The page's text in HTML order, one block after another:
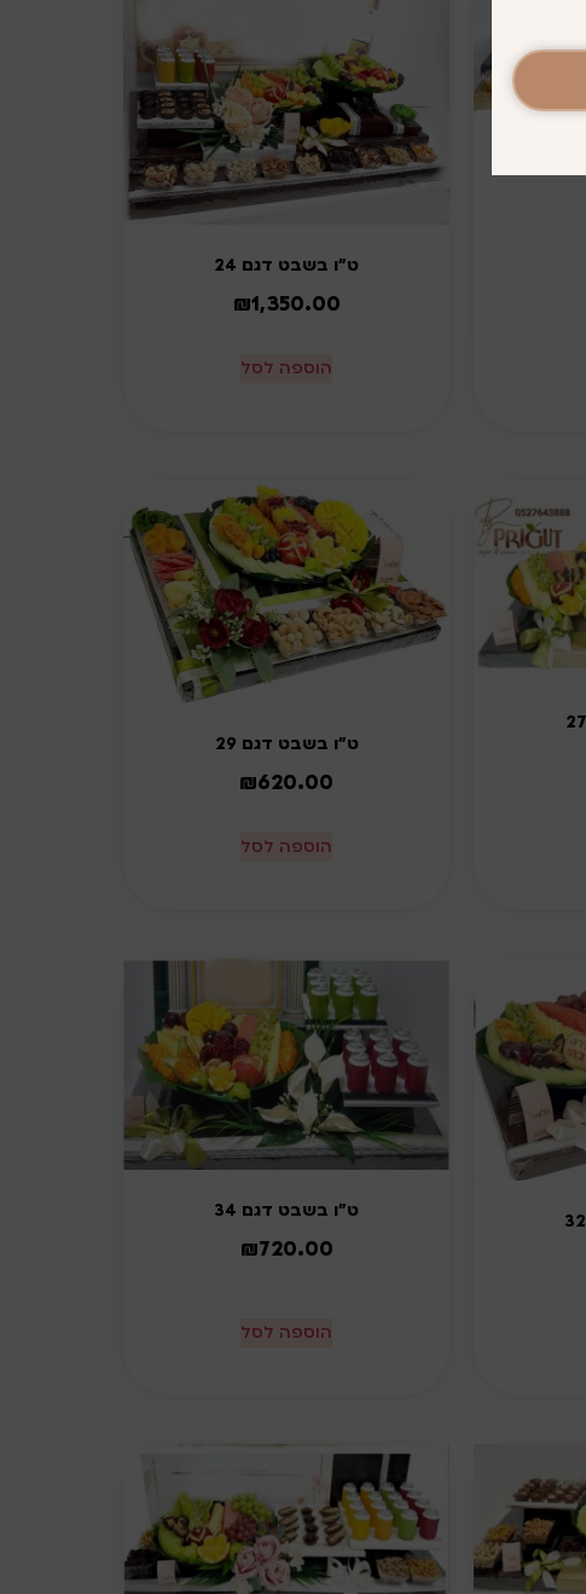
ט"ו בשבט דגם 24
₪1,350.00
הוספה לסל
ט"ו בשבט דגם 29
₪620.00
הוספה לסל
ט"ו בשבט דגם 34
₪720.00
הוספה לסל